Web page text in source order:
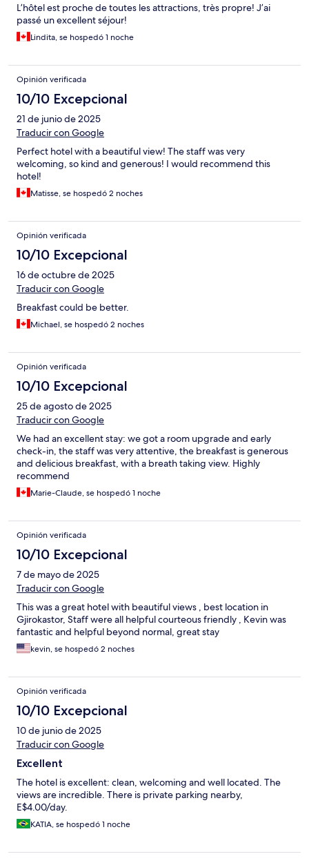
L’hôtel est proche de toutes les attractions, très propre! J’ai
passé un excellent séjour!
Lindita, se hospedó 1 noche
Opinión verificada
10/10 Excepcional
21 de junio de 2025
Traducir con Google
Perfect hotel with a beautiful view! The staff was very
welcoming, so kind and generous! I would recommend this
hotel!
Matisse, se hospedó 2 noches
Opinión verificada
10/10 Excepcional
16 de octubre de 2025
Traducir con Google
Breakfast could be better.
Michael, se hospedó 2 noches
Opinión verificada
10/10 Excepcional
25 de agosto de 2025
Traducir con Google
We had an excellent stay: we got a room upgrade and early
check-in, the staff was very attentive, the breakfast is generous
and delicious breakfast, with a breath taking view. Highly
recommend
Marie-Claude, se hospedó 1 noche
Opinión verificada
10/10 Excepcional
7 de mayo de 2025
Traducir con Google
This was a great hotel with beautiful views , best location in
Gjirokastor, Staff were all helpful courteous friendly , Kevin was
fantastic and helpful beyond normal, great stay
kevin, se hospedó 2 noches
Opinión verificada
10/10 Excepcional
10 de junio de 2025
Traducir con Google
Excellent
The hotel is excellent: clean, welcoming and well located. The
views are incredible. There is private parking nearby,
E$4.00/day.
KATIA, se hospedó 1 noche